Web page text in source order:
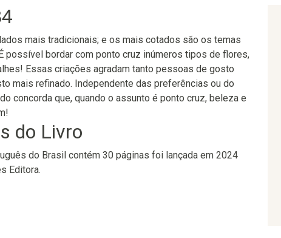
mais tradicionais; e os mais cotados são os temas
possível bordar com ponto cruz inúmeros tipos de flores,
Essas criações agradam tanto pessoas de gosto
mais refinado. Independente das preferências ou do
concorda que, quando o assunto é ponto cruz, beleza e
do Livro
do Brasil contém 30 páginas foi lançada em 2024
Editora.